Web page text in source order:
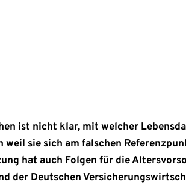
ist nicht klar, mit welcher
weil sie sich am falschen
hat auch Folgen für die
der Deutschen